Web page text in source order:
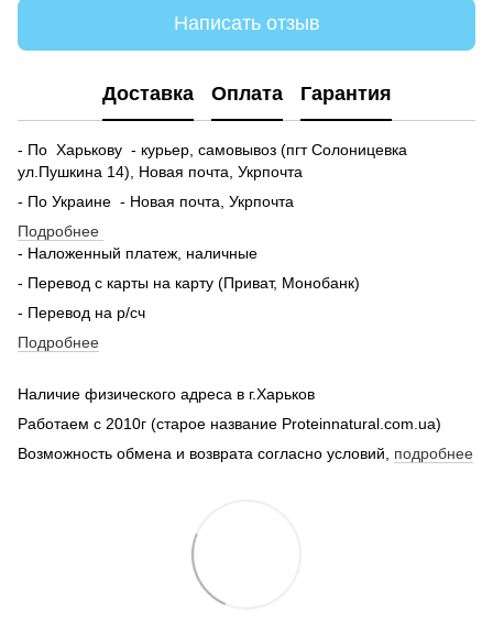
Написать отзыв
Доставка Оплата Гарантия
- По Харькову - курьер, самовывоз (пгт Солоницевка
ул.Пушкина 14), Новая почта, Укрпочта
- По Украине - Новая почта, Укрпочта
Подробнее
- Наложенный платеж, наличные
- Перевод с карты на карту (Приват, Монобанк)
- Перевод на р/сч
Подробнее
Наличие физического адреса в г.Харьков
Работаем с 2010г (старое название Proteinnatural.com.ua)
Возможность обмена и возврата согласно условий, подробнее